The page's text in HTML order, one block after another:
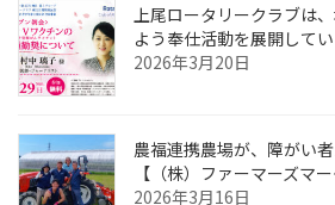
上尾ロータリークラブは
よう奉仕活動を展開して
2026年3月20日
農福連携農場が、障がい
【（株）ファーマーズマ
2026年3月16日